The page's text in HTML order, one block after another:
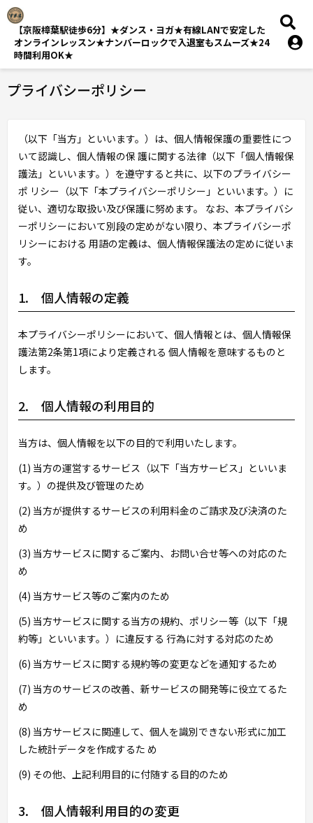
【京阪樟葉駅徒歩6分】★ダンス・ヨガ★有線LANで安定した
オンラインレッスン★ナンバーロックで入退室もスムーズ★24
時間利用OK★
プライバシーポリシー
（以下「当方」といいます。）は、個人情報保護の重要性につ
いて認識し、個人情報の保 護に関する法律（以下「個人情報保
護法」といいます。）を遵守すると共に、以下のプライバシー
ポ リシー（以下「本プライバシーポリシー」といいます。）に
従い、適切な取扱い及び保護に努めます。 なお、本プライバシ
ーポリシーにおいて別段の定めがない限り、本プライバシーポ
リシーにおける 用語の定義は、個人情報保護法の定めに従いま
す。
1. 個人情報の定義
本プライバシーポリシーにおいて、個人情報とは、個人情報保
護法第2条第1項により定義される 個人情報を意味するものと
します。
2. 個人情報の利用目的
当方は、個人情報を以下の目的で利用いたします。
(1) 当方の運営するサービス（以下「当方サービス」といいま
す。）の提供及び管理のため
(2) 当方が提供するサービスの利用料金のご請求及び決済のた
め
(3) 当方サービスに関するご案内、お問い合せ等への対応のた
め
(4) 当方サービス等のご案内のため
(5) 当方サービスに関する当方の規約、ポリシー等（以下「規
約等」といいます。）に違反する 行為に対する対応のため
(6) 当方サービスに関する規約等の変更などを通知するため
(7) 当方のサービスの改善、新サービスの開発等に役立てるた
め
(8) 当方サービスに関連して、個人を識別できない形式に加工
した統計データを作成するた め
(9) その他、上記利用目的に付随する目的のため
3. 個人情報利用目的の変更